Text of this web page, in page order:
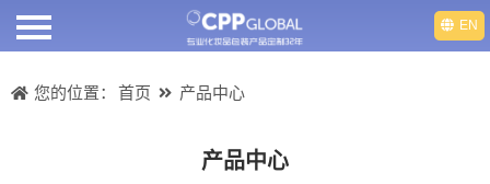
首页
EN
您的位置： 首页 产品中心
产品中心